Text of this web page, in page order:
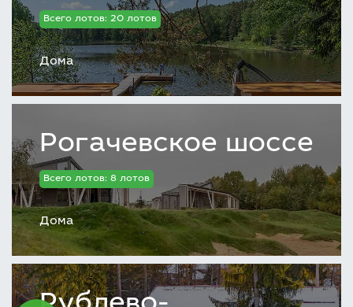
Всего лотов: 20 лотов
Дома
Рогачевское шоссе
Всего лотов: 8 лотов
Дома